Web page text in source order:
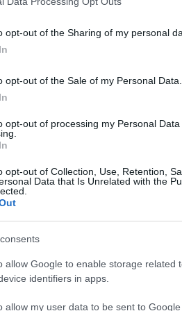
including but not limited to your visit or
to Google and its third-party tags to
consent section.
opt-out of the Sharing of my personal
opt-out of the Sale of my Personal Data.
opt-out of processing my Personal
opt-out of Collection, Use, Retention,
Data that Is Unrelated with the
allow Google to enable storage related
identifiers in apps.
allow my user data to be sent to
decisiva. Tra elezioni
cambierà le sorti della
e presentarsi a possibili
il 9 e il 10 maggio dai russi
Vovchans’kha visto l’utilizzo
anche alcuni insediamenti a
meccanizzati i russi hanno
e Pyl’na, per poi arrivare,
ha mantenuto la posizione e
dei civili. Descritta così
sotto il controllo russo.